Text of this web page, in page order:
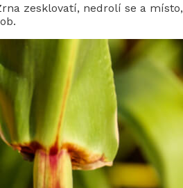
zesklovatí, nedrolí se a místo,